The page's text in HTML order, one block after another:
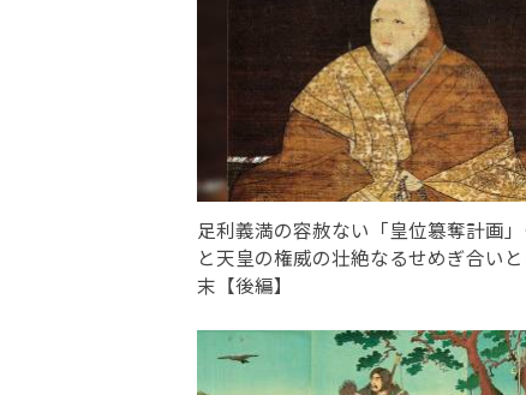
足利義満の容赦ない「皇位簒奪計画
と天皇の権威の壮絶なるせめぎ合い
末【後編】